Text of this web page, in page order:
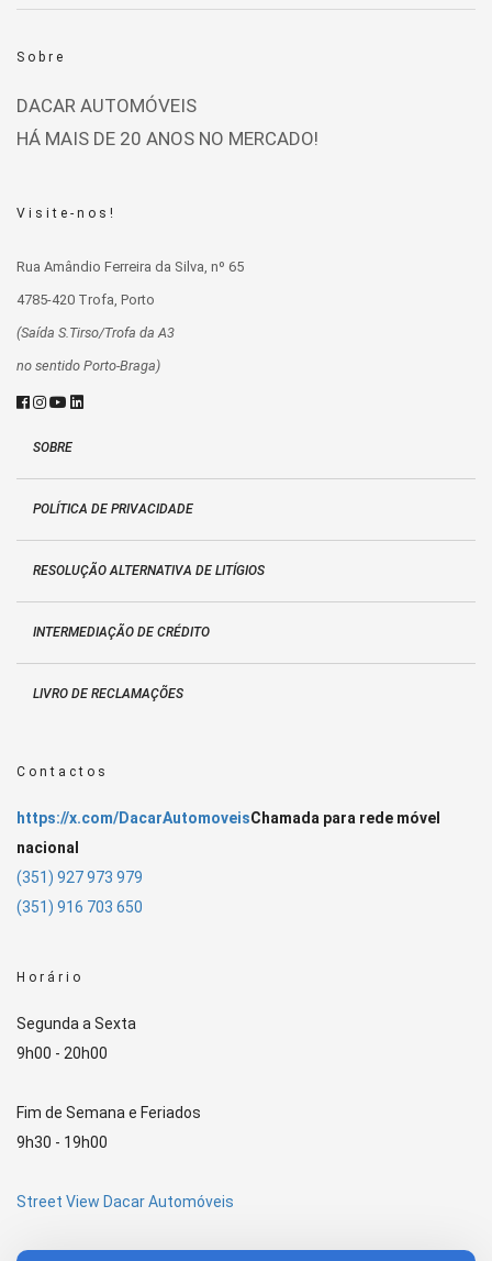
Sobre
DACAR AUTOMÓVEIS
HÁ MAIS DE 20 ANOS NO MERCADO!
Visite-nos!
Rua Amândio Ferreira da Silva, nº 65
4785-420 Trofa, Porto
(Saída S.Tirso/Trofa da A3
no sentido Porto-Braga)
SOBRE
POLÍTICA DE PRIVACIDADE
RESOLUÇÃO ALTERNATIVA DE LITÍGIOS
INTERMEDIAÇÃO DE CRÉDITO
LIVRO DE RECLAMAÇÕES
Contactos
https://x.com/DacarAutomoveisChamada para rede móvel
nacional
(351) 927 973 979
(351) 916 703 650
Horário
Segunda a Sexta
9h00 - 20h00
Fim de Semana e Feriados
9h30 - 19h00
Street View Dacar Automóveis